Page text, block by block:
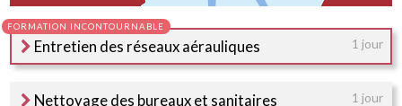
Entretien des réseaux aérauliques 1 jour
Nettoyage des bureaux et sanitaires 1 jour